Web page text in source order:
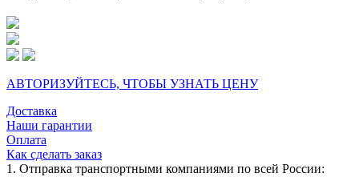
АВТОРИЗУЙТЕСЬ, ЧТОБЫ УЗНАТЬ ЦЕНУ
Доставка
Наши гарантии
Оплата
Как сделать заказ
1. Отправка транспортными компаниями по всей России: